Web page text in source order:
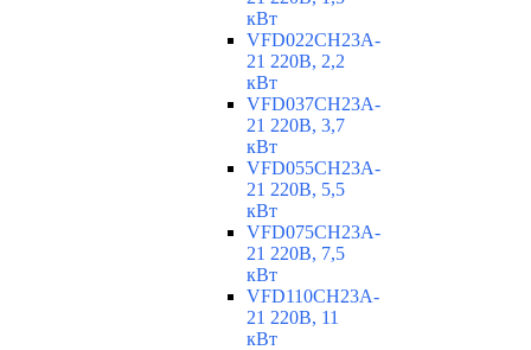
кВт
VFD022CH23A-
21 220В, 2,2
кВт
VFD037CH23A-
21 220В, 3,7
кВт
VFD055CH23A-
21 220В, 5,5
кВт
VFD075CH23A-
21 220В, 7,5
кВт
VFD110CH23A-
21 220В, 11
кВт